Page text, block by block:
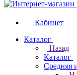
Кабинет
Каталог
Назад
Каталог
Средняя